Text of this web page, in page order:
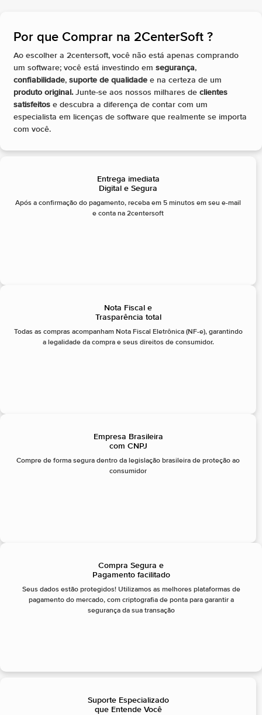
Por que Comprar na 2CenterSoft ?​
Ao escolher a 2centersoft, você não está apenas comprando
um software; você está investindo em segurança,
confiabilidade, suporte de qualidade e na certeza de um
produto original.Junte-se aos nossos milhares de clientes
satisfeitos e descubra a diferença de contar com um
especialista em licenças de software que realmente se importa
com você.
Entrega imediata
Digital e Segura
Após a confirmação do pagamento, receba em 5 minutos em seu e-mail
e conta na 2centersoft
Nota Fiscal e
Trasparência total
Todas as compras acompanham Nota Fiscal Eletrônica (NF-e), garantindo
a legalidade da compra e seus direitos de consumidor.
Empresa Brasileira
com CNPJ
Compre de forma segura dentro da legislação brasileira de proteção ao
consumidor
Compra Segura e
Pagamento facilitado
Seus dados estão protegidos! Utilizamos as melhores plataformas de
pagamento do mercado, com criptografia de ponta para garantir a
segurança da sua transação
Suporte Especializado
que Entende Você